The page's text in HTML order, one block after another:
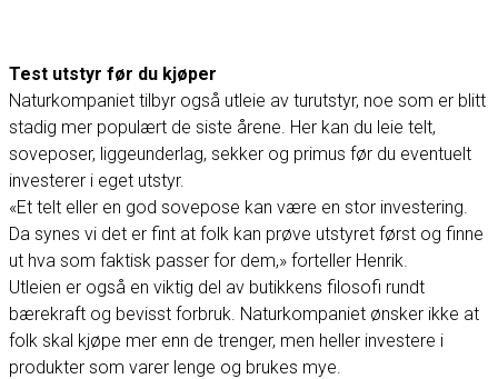
Test utstyr før du kjøper
Naturkompaniet tilbyr også utleie av turutstyr, noe som er blitt
stadig mer populært de siste årene. Her kan du leie telt,
soveposer, liggeunderlag, sekker og primus før du eventuelt
investerer i eget utstyr.
«Et telt eller en god sovepose kan være en stor investering.
Da synes vi det er fint at folk kan prøve utstyret først og finne
ut hva som faktisk passer for dem,» forteller Henrik.
Utleien er også en viktig del av butikkens filosofi rundt
bærekraft og bevisst forbruk. Naturkompaniet ønsker ikke at
folk skal kjøpe mer enn de trenger, men heller investere i
produkter som varer lenge og brukes mye.